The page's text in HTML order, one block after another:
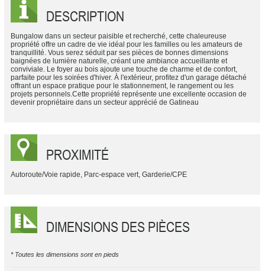
DESCRIPTION
Bungalow dans un secteur paisible et recherché, cette chaleureuse
propriété offre un cadre de vie idéal pour les familles ou les amateurs de
tranquillité. Vous serez séduit par ses pièces de bonnes dimensions
baignées de lumière naturelle, créant une ambiance accueillante et
conviviale. Le foyer au bois ajoute une touche de charme et de confort,
parfaite pour les soirées d'hiver. À l'extérieur, profitez d'un garage détaché
offrant un espace pratique pour le stationnement, le rangement ou les
projets personnels.Cette propriété représente une excellente occasion de
devenir propriétaire dans un secteur apprécié de Gatineau
PROXIMITÉ
Autoroute/Voie rapide, Parc-espace vert, Garderie/CPE
DIMENSIONS DES PIÈCES
* Toutes les dimensions sont en pieds